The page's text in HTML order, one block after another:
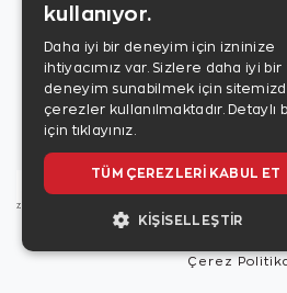
Copyright © 2026, Zen
Zen Diamond Birleşmiş
Turquality Destek
Çerez
kullanıyor.
Daha iyi bir deneyim için izninize
ihtiyacımız var. Sizlere daha iyi bir
deneyim sunabilmek için
çerezler kullanılmaktadır. Detaylı
için tıklayınız.
TÜM ÇEREZLERI KABUL ET
KIŞISELLEŞTIR